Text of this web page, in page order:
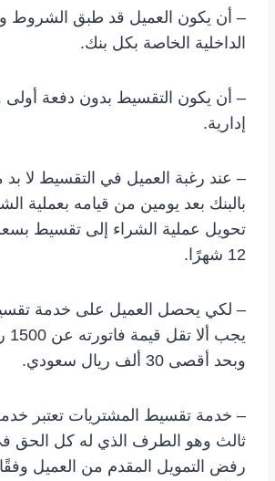
– أن يكون العميل قد طبق الشروط
الداخلية الخاصة بكل بنك.
– أن يكون التقسيط بدون دفعة أولى
إدارية.
– عند رغبة العميل في التقسيط لا
بالبنك بعد يومين من قيامه بعملية
تحويل عملية الشراء إلى تقسيط
12 شهرًا.
– لكي يحصل العميل على خدمة
وبحد أقصى 30 ألف ريال سعودي.
– خدمة تقسيط المشتريات تعتبر
ثالث وهو الطرف الذي له كل الحق
رفض التمويل المقدم من العميل